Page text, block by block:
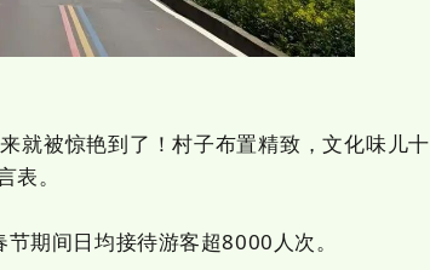
被惊艳到了！村子布置精致，文化味儿十
。
期间日均接待游客超8000人次。